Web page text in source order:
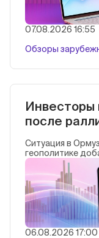
07.08.2026 16:55
Обзоры
Инвесторы
после
Ситуация в
геополитике
06.08.2026 17:00